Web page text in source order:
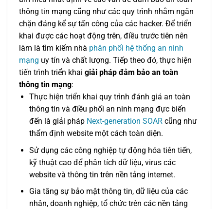
thông tin mạng cũng như các quy trình nhằm ngăn
chặn đáng kể sự tấn công của các hacker. Để triển
khai được các hoạt động trên, điều trước tiên nên
làm là tìm kiếm nhà phân phối hệ thống an ninh
mạng uy tín và chất lượng. Tiếp theo đó, thực hiện
tiến trình triển khai giải pháp đảm bảo an toàn
thông tin mạng:
Thực hiện triển khai quy trình đánh giá an toàn
thông tin và điều phối an ninh mạng đực biến
đến là giải pháp Next-generation SOARcũng như
thẩm định website một cách toàn diện.
Sử dụng các công nghiệp tự động hóa tiên tiến,
kỹ thuật cao để phân tích dữ liệu, virus các
website và thông tin trên nền tảng internet.
Gia tăng sự bảo mật thông tin, dữ liệu của các
nhân, doanh nghiệp, tổ chức trên các nền tảng